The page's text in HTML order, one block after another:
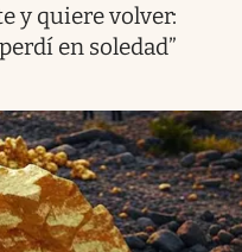
y quiere volver:
en soledad”